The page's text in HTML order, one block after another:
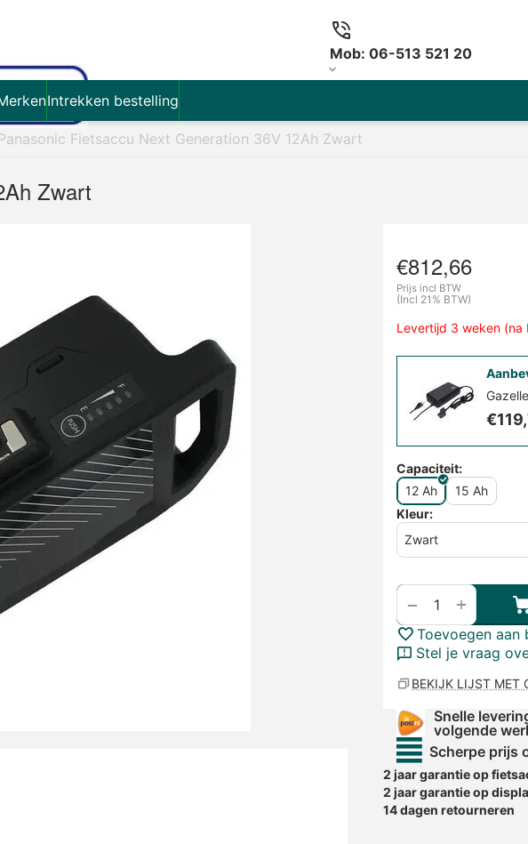
Mob: 06-513 521 20
Intrekken bestelling
Fietsaccu Next Generation 36V 12Ah Zwart
Zwart
€812,66
Prijs incl BTW
(Incl 21% BTW)
Levertijd 3 weken (na
€
Capaciteit:
12 Ah
15 Ah
Kleur:
+
−
Toevoegen aan
Stel je vraag
BEKIJK LIJST MET
Snelle
volgende
Scherpe prijs
2 jaar garantie op
2 jaar garantie op
14 dagen retourneren